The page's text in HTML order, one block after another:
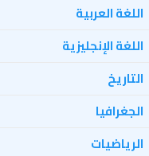
اللغة العربية
اللغة الإنجليزية
التاريخ
الجغرافيا
الرياضيات